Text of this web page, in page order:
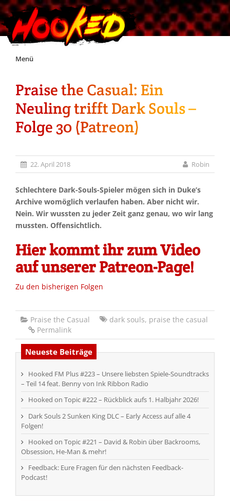
Skip
Menü
Unterstützt Hooked!
Exklusiv für Supporter*innen
Praise the Casual: Ein
Neuling trifft Dark Souls –
Folge 30 (Patreon)
22. April 2018 Robin
Schlechtere Dark-Souls-Spieler mögen sich in Duke’s
Archive womöglich verlaufen haben. Aber nicht wir.
Nein. Wir wussten zu jeder Zeit ganz genau, wo wir lang
mussten. Offensichtlich.
Hier kommt ihr zum Video
auf unserer Patreon-Page!
Zu den bisherigen Folgen
Praise the Casual dark souls, praise the casual
Permalink
Neueste Beiträge
Hooked FM Plus #223 – Unsere liebsten Spiele-Soundtracks
– Teil 14 feat. Benny von Ink Ribbon Radio
Hooked on Topic #222 – Rückblick aufs 1. Halbjahr 2026!
Dark Souls 2 Sunken King DLC – Early Access auf alle 4
Folgen!
Hooked on Topic #221 – David & Robin über Backrooms,
Obsession, He-Man & mehr!
Feedback: Eure Fragen für den nächsten Feedback-
Podcast!